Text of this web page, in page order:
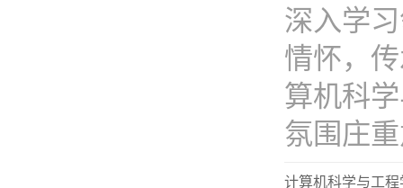
深入学
情怀，
算机科
氛围庄
计算机科学与工